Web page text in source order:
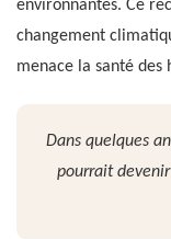
environnantes. Ce
changement
menace la santé des
Dans quelques
pourrait